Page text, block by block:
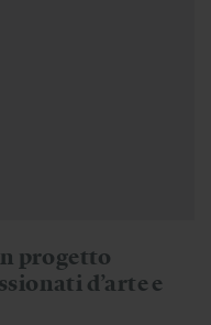
progetto
d’arte e